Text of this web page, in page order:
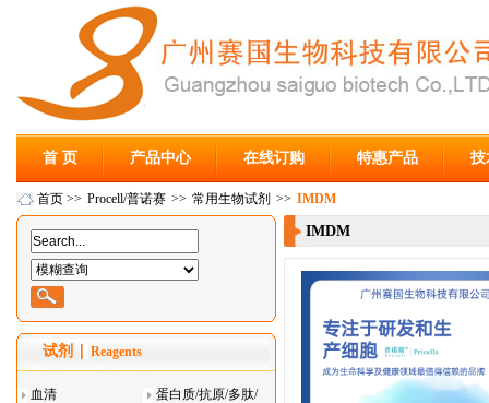
首 页 产品中心 在线订购 特惠产品 技
首页 >> Procell/普诺赛 >> 常用生物试剂 >> IMDM
试剂 Reagents
血清 蛋白质/抗原/多肽/
IMDM